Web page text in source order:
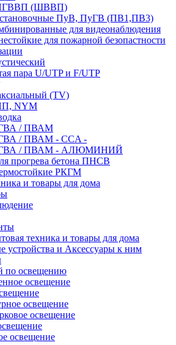
(ШВВП)
ПуВ, ПуГВ (ПВ1,ПВ3)
для видеонаблюдения
для пожарной безопастности
пара U/UTP и F/UTP
(TV)
NYM
/ ПВАМ
/ ПВАМ - CCA -
/ ПВАМ - АЛЮМИНИЙ
прогрева бетона ПНСВ
РКГМ
и товары для дома
техника и товары для дома
устройства и Аксессуары к ним
по освещению
освещение
освещение
освещение
освещение